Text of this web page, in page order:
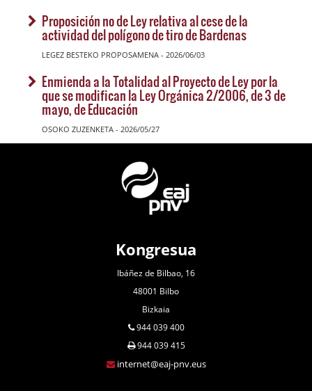
Proposición no de Ley relativa al cese de la
actividad del polígono de tiro de Bardenas
LEGEZ BESTEKO PROPOSAMENA - 2026/06/03
Enmienda a la Totalidad al Proyecto de Ley por la
que se modifican la Ley Orgánica 2/2006, de 3 de
mayo, de Educación
OSOKO ZUZENKETA - 2026/05/27
Kongresua
Ibáñez de Bilbao, 16
48001 Bilbo
Bizkaia
944 039 400
944 039 415
internet@eaj-pnv.eus